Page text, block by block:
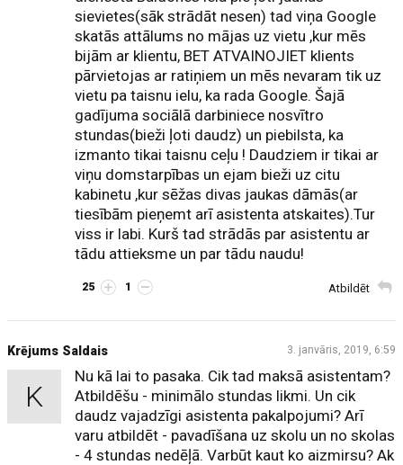
sievietes(sāk strādāt nesen) tad viņa Google
skatās attālums no mājas uz vietu ,kur mēs
bijām ar klientu, BET ATVAINOJIET klients
pārvietojas ar ratiņiem un mēs nevaram tik uz
vietu pa taisnu ielu, ka rada Google. Šajā
gadījuma sociālā darbiniece nosvītro
stundas(bieži ļoti daudz) un piebilsta, ka
izmanto tikai taisnu ceļu ! Daudziem ir tikai ar
viņu domstarpības un ejam bieži uz citu
kabinetu ,kur sēžas divas jaukas dāmās(ar
tiesībām pieņemt arī asistenta atskaites).Tur
viss ir labi. Kurš tad strādās par asistentu ar
tādu attieksme un par tādu naudu!
Atbildēt
25 1
3. janvāris, 2019, 6:59
Krējums Saldais
K
Nu kā lai to pasaka. Cik tad maksā asistentam?
Atbildēšu - minimālo stundas likmi. Un cik
daudz vajadzīgi asistenta pakalpojumi? Arī
varu atbildēt - pavadīšana uz skolu un no skolas
- 4 stundas nedēļā. Varbūt kaut ko aizmirsu? Ak